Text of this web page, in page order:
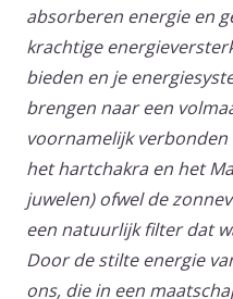
absorberen energie en
krachtige
bieden en je
brengen naar een
voornamelijk verbonden
het hartchakra en het
juwelen) ofwel de
een natuurlijk filter dat
Door de stilte energie
ons, die in een